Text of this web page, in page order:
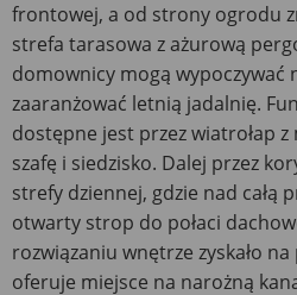
frontowej, a od strony ogrodu
strefa tarasowa z ażurową
domownicy mogą wypoczywać
zaaranżować letnią jadalnię.
dostępne jest przez wiatrołap
szafę i siedzisko. Dalej przez
strefy dziennej, gdzie nad całą
otwarty strop do połaci
rozwiązaniu wnętrze zyskało
oferuje miejsce na narożną